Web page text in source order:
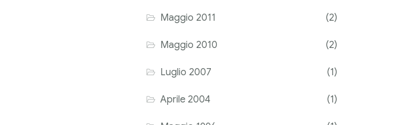
Maggio 2011 (2)
Maggio 2010 (2)
Luglio 2007 (1)
Aprile 2004 (1)